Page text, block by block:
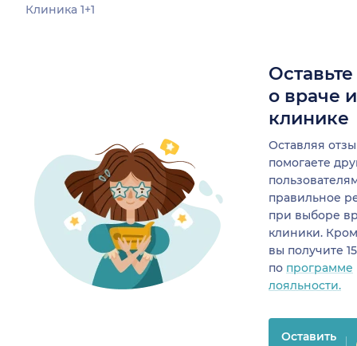
Клиника 1+1
о враче
клинике
Оставляя
помогаете
правильное
при выборе
клиники.
вы получите
по программе
лояльности.
Оставить